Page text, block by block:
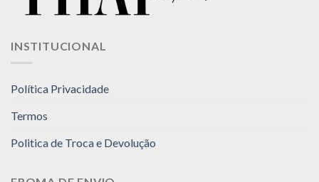
INSTITUCIONAL
Política Privacidade
Termos
Politica de Troca e Devolução